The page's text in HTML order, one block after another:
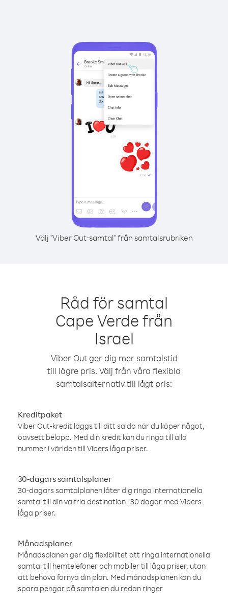
Välj "Viber Out-samtal" från samtalsrubriken
Råd för samtal
Cape Verde från
Israel
Viber Out ger dig mer samtalstid
till lägre pris. Välj från våra flexibla
samtalsalternativ till lågt pris:
Kreditpaket
Viber Out-kredit läggs till ditt saldo när du köper något,
oavsett belopp. Med din kredit kan du ringa till alla
nummer i världen till Vibers låga priser.
30-dagars samtalsplaner
30-dagars samtalplanen låter dig ringa internationella
samtal till din valfria destination i 30 dagar med Vibers
låga priser.
Månadsplaner
Månadsplanen ger dig flexibilitet att ringa internationella
samtal till hemtelefoner och mobiler till låga priser, utan
att behöva förnya din plan. Med månadsplanen kan du
spara pengar på samtalen du redan ringer